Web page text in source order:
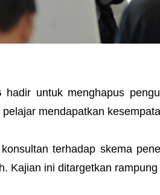
hadir untuk menghapus
pelajar mendapatkan
terhadap skema
Kajian ini ditargetkan